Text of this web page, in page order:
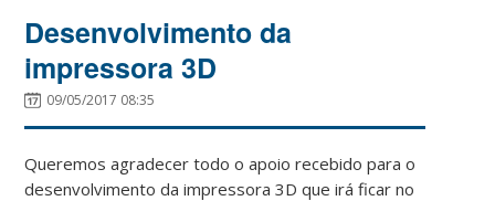
Desenvolvimento da
impressora 3D
09/05/2017 08:35
Queremos agradecer todo o apoio recebido para o
desenvolvimento da impressora 3D que irá ficar no